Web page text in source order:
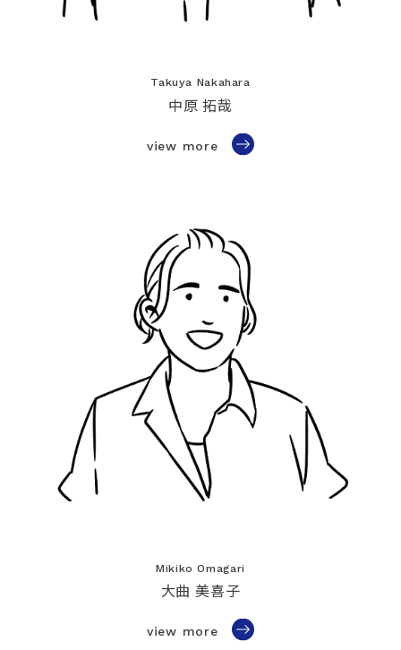
Takuya Nakahara
中原 拓哉
view more
Mikiko Omagari
大曲 美喜子
view more